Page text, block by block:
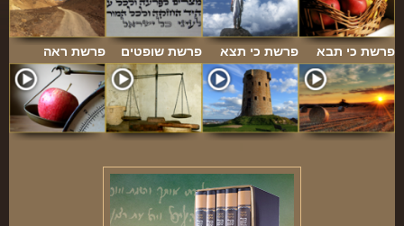
פרשת ראה פרשת שופטים פרשת כי תצא פרשת כי תבא